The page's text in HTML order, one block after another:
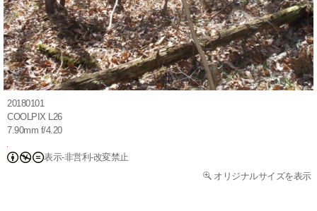
20180101
COOLPIX L26
7.90mm f/4.20
表示-非営利-改変禁止
オリジナルサイズを表示